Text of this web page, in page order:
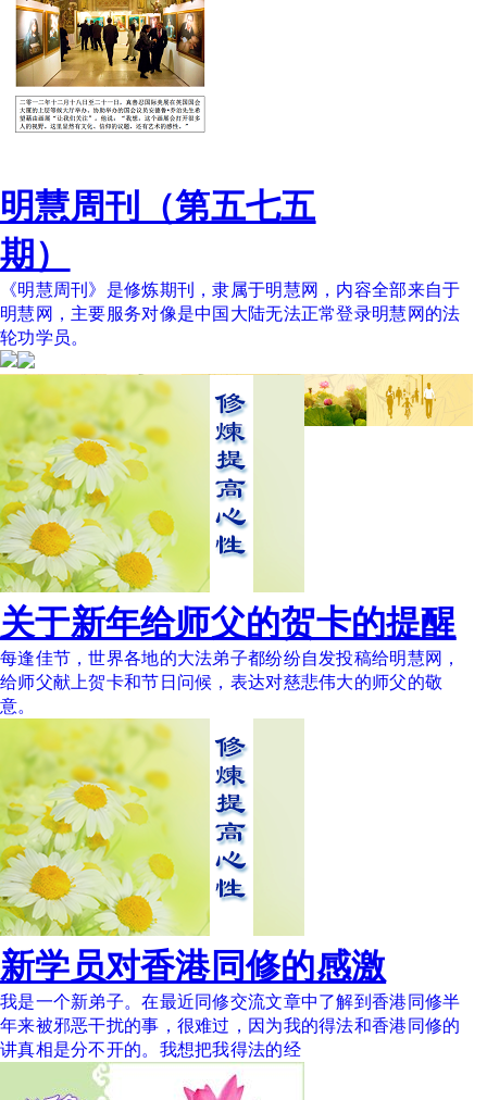
明慧周刊（第五七五
期）
《明慧周刊》是修炼期刊，隶属于明慧网，内容全部来自于
明慧网，主要服务对像是中国大陆无法正常登录明慧网的法
轮功学员。
关于新年给师父的贺卡的提醒
每逢佳节，世界各地的大法弟子都纷纷自发投稿给明慧网，
给师父献上贺卡和节日问候，表达对慈悲伟大的师父的敬
意。
新学员对香港同修的感激
我是一个新弟子。在最近同修交流文章中了解到香港同修半
年来被邪恶干扰的事，很难过，因为我的得法和香港同修的
讲真相是分不开的。我想把我得法的经